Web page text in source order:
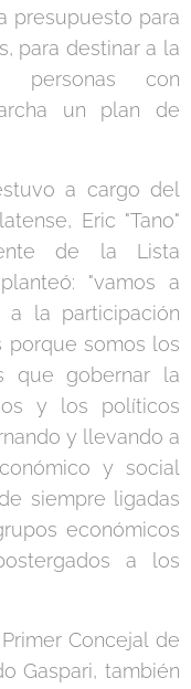
presupuesto para
para destinar a la
personas con
un plan de
a cargo del
Eric "Tano"
de la Lista
"vamos a
a la participación
porque somos los
que gobernar la
y los políticos
y llevando a
y social
siempre ligadas
económicos
a los
Concejal de
Gaspari, también